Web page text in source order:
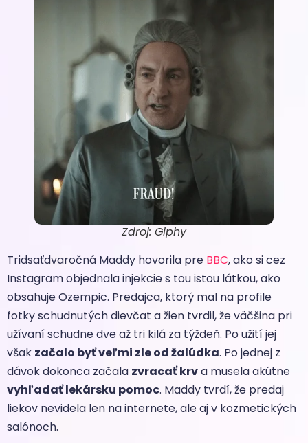
Zdroj: Giphy
Tridsaťdvaročná Maddy hovorila pre BBC, ako si cez
Instagram objednala injekcie s tou istou látkou, ako
obsahuje Ozempic. Predajca, ktorý mal na profile
fotky schudnutých dievčat a žien tvrdil, že väčšina pri
užívaní schudne dve až tri kilá za týždeň. Po užití jej
však začalo byť veľmi zle od žalúdka. Po jednej z
dávok dokonca začala zvracať krva musela akútne
vyhľadať lekársku pomoc. Maddy tvrdí, že predaj
liekov nevidela len na internete, ale aj v kozmetických
salónoch.